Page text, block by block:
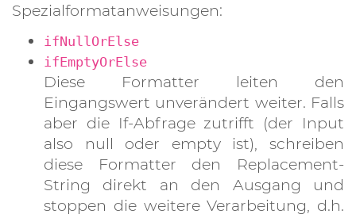
Spezialformatanweisungen:
ifNullOrElse
ifEmptyOrElse
Diese Formatter leiten den
Eingangswert unverändert weiter. Falls
aber die If-Abfrage zutrifft (der Input
also null oder empty ist), schreiben
diese Formatter den Replacement-
String direkt an den Ausgang und
stoppen die weitere Verarbeitung, d.h.